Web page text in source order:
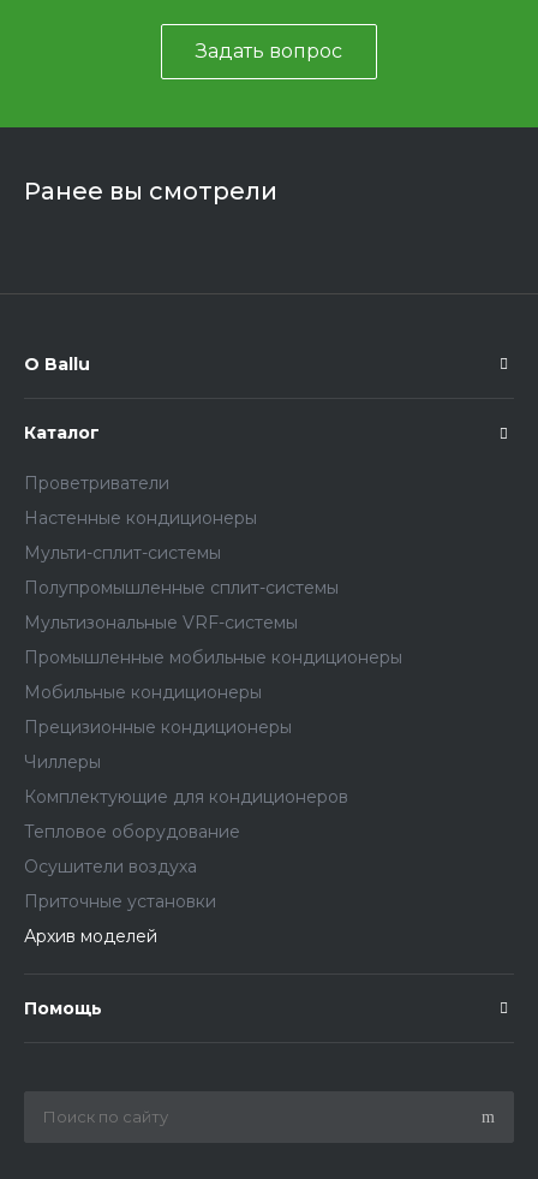
Задать вопрос
Ранее вы смотрели
О Ballu
Каталог
Проветриватели
Настенные кондиционеры
Мульти-сплит-системы
Полупромышленные сплит-системы
Мультизональные VRF-системы
Промышленные мобильные кондиционеры
Мобильные кондиционеры
Прецизионные кондиционеры
Чиллеры
Комплектующие для кондиционеров
Тепловое оборудование
Осушители воздуха
Приточные установки
Архив моделей
Помощь